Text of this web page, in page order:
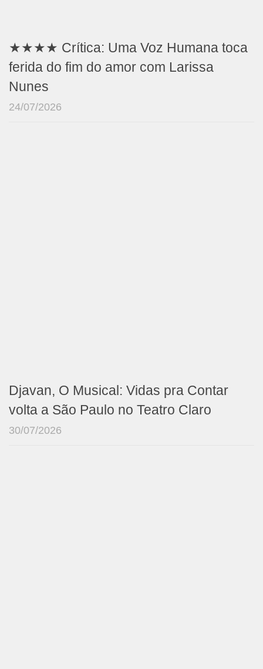
★★★★ Crítica: Uma Voz Humana toca
ferida do fim do amor com Larissa
Nunes
24/07/2026
Djavan, O Musical: Vidas pra Contar
volta a São Paulo no Teatro Claro
30/07/2026